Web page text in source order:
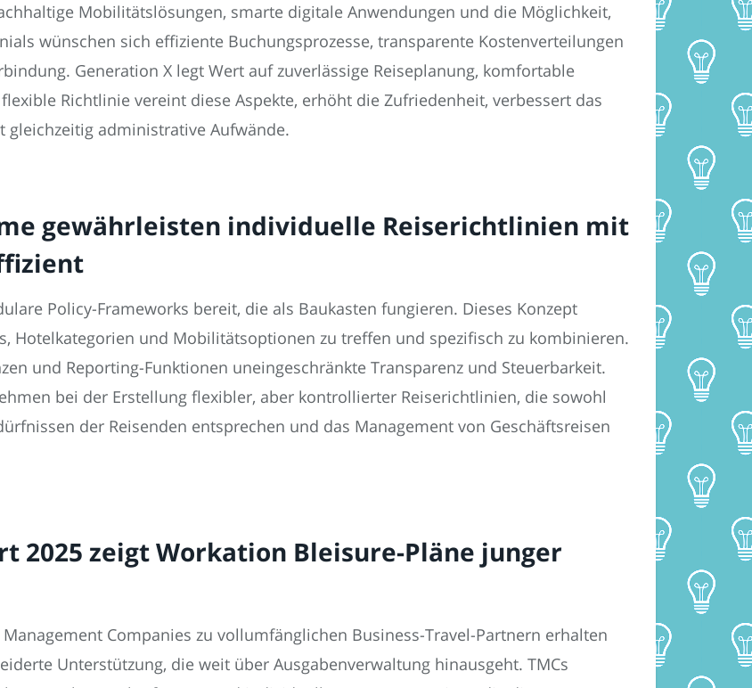
Mobilitätslösungen, smarte digitale Anwendungen und die Möglichkeit,
wünschen sich effiziente Buchungsprozesse, transparente Kostenverteilungen
Generation X legt Wert auf zuverlässige Reiseplanung, komfortable
Richtlinie vereint diese Aspekte, erhöht die Zufriedenheit, verbessert das
administrative Aufwände.
gewährleisten individuelle Reiserichtlinien mit
Policy-Frameworks bereit, die als Baukasten fungieren. Dieses Konzept
Hotelkategorien und Mobilitätsoptionen zu treffen und spezifisch zu kombinieren.
und Reporting-Funktionen uneingeschränkte Transparenz und Steuerbarkeit.
bei der Erstellung flexibler, aber kontrollierter Reiserichtlinien, die sowohl
der Reisenden entsprechen und das Management von Geschäftsreisen
2025 zeigt Workation Bleisure-Pläne junger
Companies zu vollumfänglichen Business-Travel-Partnern erhalten
Unterstützung, die weit über Ausgabenverwaltung hinausgeht. TMCs